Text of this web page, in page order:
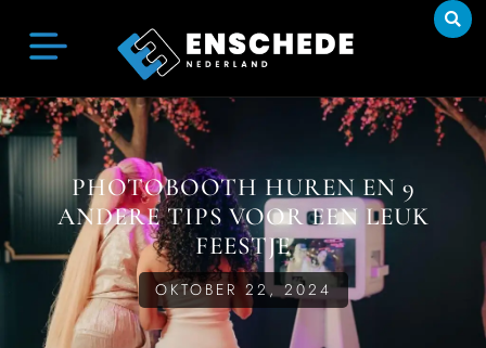
PHOTOBOOTH HUREN EN 9
ANDERE TIPS VOOR EEN LEUK
FEESTJE
OKTOBER 22, 2024